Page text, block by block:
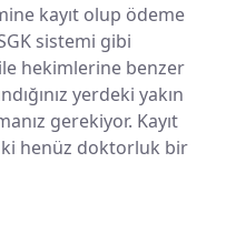
kayıt olup ödeme
sistemi gibi
hekimlerine benzer
yerdeki yakın
gerekiyor. Kayıt
ki henüz doktorluk bir